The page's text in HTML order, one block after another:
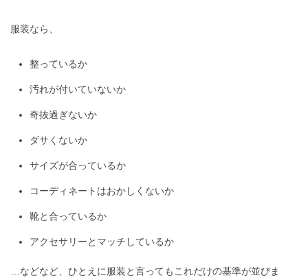
服装なら、
整っているか
汚れが付いていないか
奇抜過ぎないか
ダサくないか
サイズが合っているか
コーディネートはおかしくないか
靴と合っているか
アクセサリーとマッチしているか
…などなど、ひとえに服装と言ってもこれだけの基準が並びま